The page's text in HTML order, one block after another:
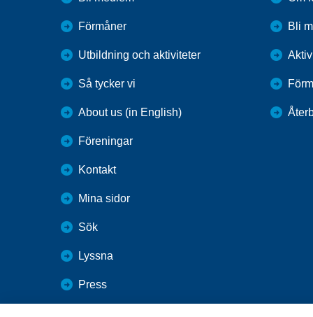
Förmåner
Utbildning och aktiviteter
Så tycker vi
About us (in English)
Föreningar
Kontakt
Mina sidor
Sök
Lyssna
Press
Bli